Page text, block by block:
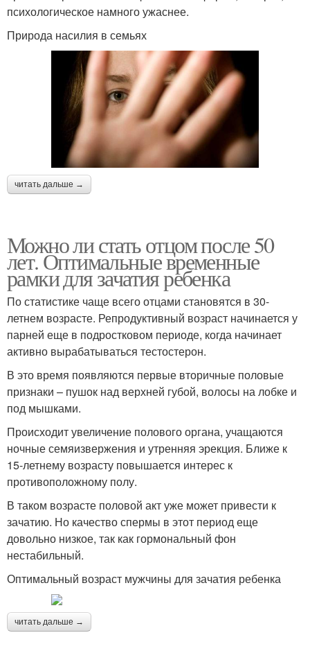
психологическое намного ужаснее.
Природа насилия в семьях
читать дальше →
Можно ли стать отцом после 50
лет. Оптимальные временные
рамки для зачатия ребенка
По статистике чаще всего отцами становятся в 30-
летнем возрасте. Репродуктивный возраст начинается у
парней еще в подростковом периоде, когда начинает
активно вырабатываться тестостерон.
В это время появляются первые вторичные половые
признаки – пушок над верхней губой, волосы на лобке и
под мышками.
Происходит увеличение полового органа, учащаются
ночные семяизвержения и утренняя эрекция. Ближе к
15-летнему возрасту повышается интерес к
противоположному полу.
В таком возрасте половой акт уже может привести к
зачатию. Но качество спермы в этот период еще
довольно низкое, так как гормональный фон
нестабильный.
Оптимальный возраст мужчины для зачатия ребенка
читать дальше →